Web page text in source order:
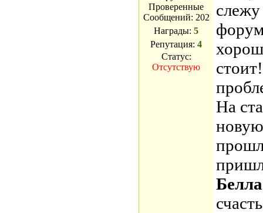
Проверенные
Сообщений: 202
Награды: 5
Репутация: 4
Статус:
Отсутствую
На
новую
Белла